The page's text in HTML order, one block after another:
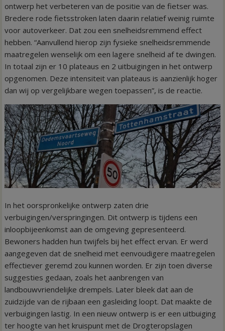
ontwerp het verbeteren van de positie van de fietser was.
Bredere rode fietsstroken laten daarin relatief weinig ruimte
voor autoverkeer. Dat zou een snelheidsremmend effect
hebben. “Aanvullend hierop zijn fysieke snelheidsremmende
maatregelen wenselijk om een lagere snelheid af te dwingen.
In totaal zijn er 10 plateaus en 2 uitbuigingen in het ontwerp
opgenomen. Deze intensiteit van plateaus is aanzienlijk hoger
dan wij op vergelijkbare wegen toepassen”, is de reactie.
In het oorspronkelijke ontwerp zaten drie
verbuigingen/verspringingen. Dit ontwerp is tijdens een
inloopbijeenkomst aan de omgeving gepresenteerd.
Bewoners hadden hun twijfels bij het effect ervan. Er werd
aangegeven dat de snelheid met eenvoudigere maatregelen
effectiever geremd zou kunnen worden. Er zijn toen diverse
suggesties gedaan, zoals het aanbrengen van
landbouwvriendelijke drempels. Later bleek dat aan de
zuidzijde van de rijbaan een gasleiding loopt. Dat maakte de
verbuigingen lastig. In een nieuw ontwerp is er een uitbuiging
ter hoogte van het kruispunt met de Drogteropslagen